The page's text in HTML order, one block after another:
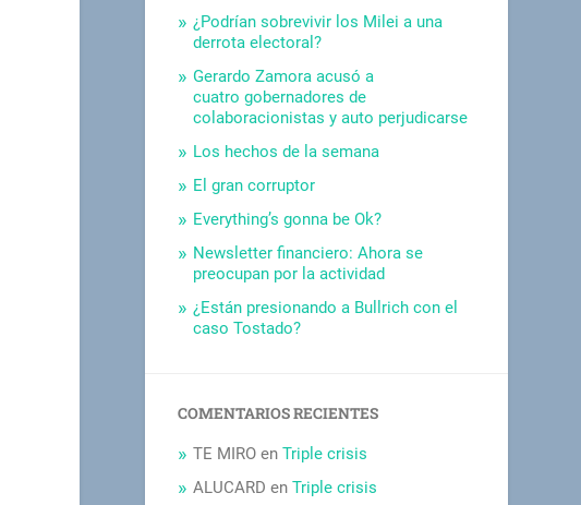
¿Podrían sobrevivir los Milei a una
derrota electoral?
Gerardo Zamora acusó a
cuatro gobernadores de
colaboracionistas y auto perjudicarse
Los hechos de la semana
El gran corruptor
Everything’s gonna be Ok?
Newsletter financiero: Ahora se
preocupan por la actividad
¿Están presionando a Bullrich con el
caso Tostado?
COMENTARIOS RECIENTES
TE MIRO enTriple crisis
ALUCARD enTriple crisis